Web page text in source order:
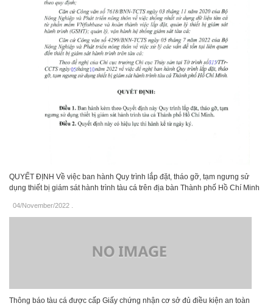
QUYẾT ĐỊNH Về việc ban hành Quy trình lắp đặt, tháo gỡ, tạm ngưng sử
dụng thiết bị giám sát hành trình tàu cá trên địa bàn Thành phố Hồ Chí Minh
04/November/2022
Thông báo tàu cá được cấp Giấy chứng nhận cơ sở đủ điều kiện an toàn